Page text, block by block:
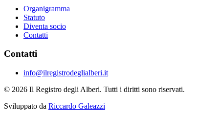
Organigramma
Statuto
Diventa socio
Contatti
Contatti
info@ilregistrodeglialberi.it
© 2026 Il Registro degli Alberi. Tutti i diritti sono riservati.
Sviluppato da Riccardo Galeazzi